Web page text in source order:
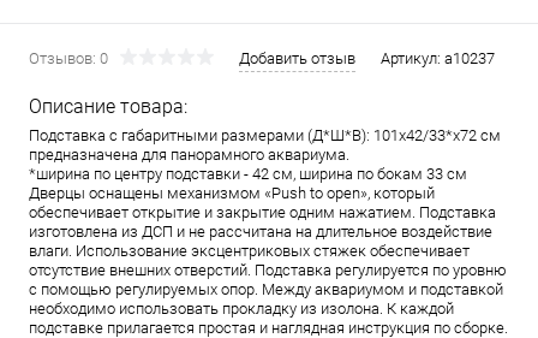
Отзывов: 0 Добавить отзыв Артикул: a10237
Описание товара:
Подставка с габаритными размерами (Д*Ш*В): 101х42/33*х72 см
предназначена для панорамного аквариума.
*ширина по центру подставки - 42 см, ширина по бокам 33 см
Дверцы оснащены механизмом «Push to open», который
обеспечивает открытие и закрытие одним нажатием. Подставка
изготовлена из ДСП и не рассчитана на длительное воздействие
влаги. Использование эксцентриковых стяжек обеспечивает
отсутствие внешних отверстий. Подставка регулируется по уровню
с помощью регулируемых опор. Между аквариумом и подставкой
необходимо использовать прокладку из изолона. К каждой
подставке прилагается простая и наглядная инструкция по сборке.